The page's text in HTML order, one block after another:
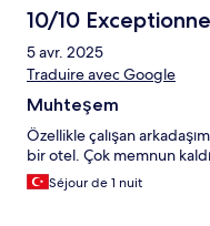
10/10
5 avr. 2025
Traduire avec Google
Muhteşem
Özellikle çalışan
bir otel. Çok memnun
Séjour de 1 nuit